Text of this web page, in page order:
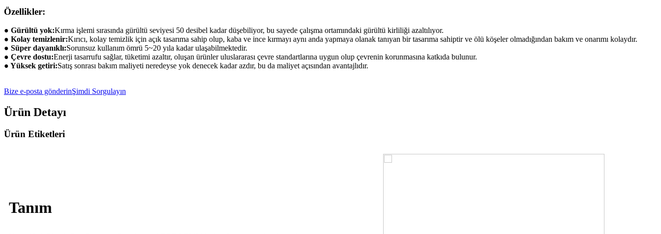
Özellikler:
● Gürültü yok:Kırma işlemi sırasında gürültü seviyesi 50 desibel kadar düşebiliyor, bu sayede çalışma ortamındaki gürültü kirliliği azaltılıyor.
● Kolay temizlenir:Kırıcı, kolay temizlik için açık tasarıma sahip olup, kaba ve ince kırmayı aynı anda yapmaya olanak tanıyan bir tasarıma sahiptir ve ölü köşeler olmadığından bakım ve onarımı kolaydır.
● Süper dayanıklı:Sorunsuz kullanım ömrü 5~20 yıla kadar ulaşabilmektedir.
● Çevre dostu:Enerji tasarrufu sağlar, tüketimi azaltır, oluşan ürünler uluslararası çevre standartlarına uygun olup çevrenin korunmasına katkıda bulunur.
● Yüksek getiri:Satış sonrası bakım maliyeti neredeyse yok denecek kadar azdır, bu da maliyet açısından avantajlıdır.
Bize e-posta gönderinŞimdi Sorgulayın
Ürün Detayı
Ürün Etiketleri
Tanım